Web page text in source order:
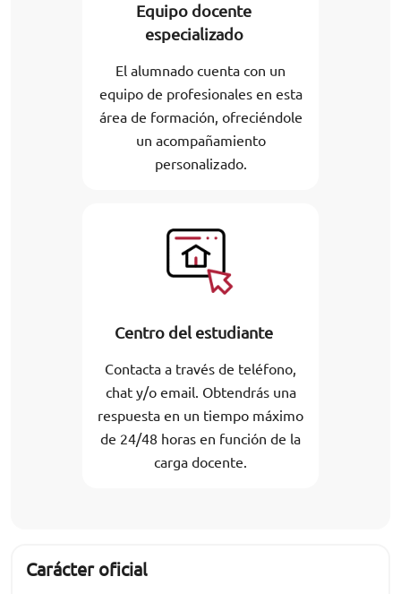
Equipo docente
especializado
El alumnado cuenta con un
equipo de profesionales en esta
área de formación, ofreciéndole
un acompañamiento
personalizado.
Centro del estudiante
Contacta a través de teléfono,
chat y/o email. Obtendrás una
respuesta en un tiempo máximo
de 24/48 horas en función de la
carga docente.
Carácter oficial